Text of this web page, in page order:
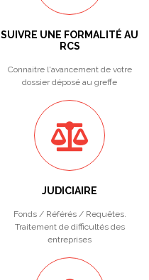
SUIVRE UNE FORMALITÉ AU
RCS
Connaitre l'avancement de votre
dossier déposé au greffe
JUDICIAIRE
Fonds / Référés / Requêtes.
Traitement de difficultés des
entreprises